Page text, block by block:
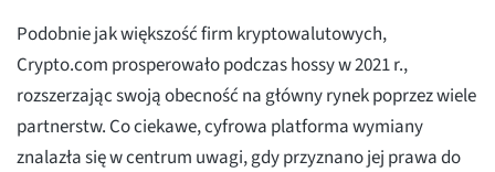
Podobnie jak większość firm kryptowalutowych,
Crypto.com prosperowało podczas hossy w 2021 r.,
rozszerzając swoją obecność na główny rynek poprzez wiele
partnerstw. Co ciekawe, cyfrowa platforma wymiany
znalazła się w centrum uwagi, gdy przyznano jej prawa do